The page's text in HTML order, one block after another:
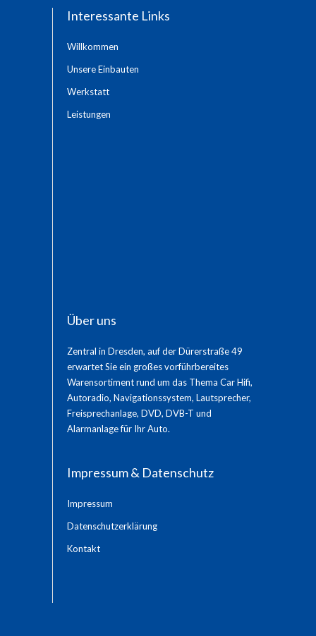
Interessante Links
Willkommen
Unsere Einbauten
Werkstatt
Leistungen
Über uns
Zentral in Dresden, auf der Dürerstraße 49
erwartet Sie ein großes vorführbereites
Warensortiment rund um das Thema Car Hifi,
Autoradio, Navigationssystem, Lautsprecher,
Freisprechanlage, DVD, DVB-T und
Alarmanlage für Ihr Auto.
Impressum & Datenschutz
Impressum
Datenschutzerklärung
Kontakt